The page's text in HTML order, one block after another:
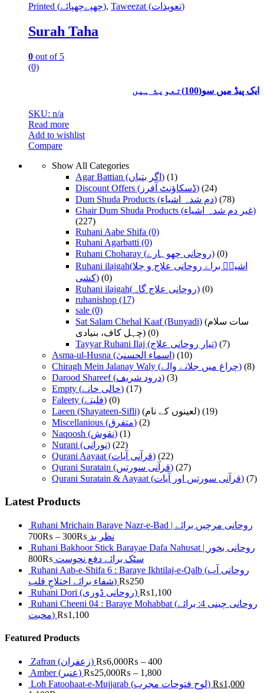
Printed (چھپےچھپائے), Taweezat (تعویذات)
Surah Taha
0 out of 5
(0)
ایک پیڈ میں سو(100)تعویذ ہیں
SKU: n/a
Read more
Add to wishlist
Compare
Show All Categories
Agar Battian (اگر بتیاں)
(1)
Discount Offers (ڈسکاؤنٹ آفرز)
(24)
Dum Shuda Products (دم شدہ اشیاء)
(78)
Ghair Dum Shuda Products (غیر دم شدہ اشیاء)
(227)
Ruhani Aabe Shifa (0)
Ruhani Agarbatti (0)
Ruhani Choharay (روحانی چھوہارے)
(0)
Ruhani ilajgah(اشیاؑ براے روحانی علاج و چلا
کشی)
(0)
Ruhani ilajgah(روحانی علاج گاہ)
(0)
ruhanishop (17)
sale (0)
Sat Salam Chehal Kaaf (Bunyadi) (سات سلام
چہل کاف، بنیادی)
(0)
Tayyar Ruhani Ilaj (تیار روحانی علاج)
(7)
Asma-ul-Husna (اسماء الحسنیٰ)
(10)
Chiragh Mein Jalanay Waly (چراغ میں جلانے والے)
(8)
Darood Shareef (درود شریف)
(3)
Empty (خالی خانے)
(17)
Faleety (فلیتے)
(0)
Laeen (Shayateen-Sifli)
(لعینوں کے نام)
(19)
Miscellanious (متفرق)
(2)
Naqoosh (نقوش)
(1)
Nurani (نورانی)
(22)
Qurani Aayaat (قرآنی آیات)
(22)
Qurani Suratain (قرآنی سورتیں)
(27)
Qurani Suratain & Aayaat (قرآنی سورتیں اور آیات)
(7)
Latest Products
Ruhani Mrichain Baraye Nazr-e-Bad | روحانی مرچیں برائے
نظر بد ₨
300
–
₨
700
Ruhani Bakhoor Stick Barayae Dafa Nahusat | روحانی بخور
سٹک برائے دفع نحوست ₨
800
Ruhani Aab-e-Shifa 6 : Baraye Ikhtilaj-e-Qalb (روحانی آب
شفاء برائے اختلاجِ قلب) ₨250
Ruhani Dori (روحانی ڈوری) ₨1,100
Ruhani Cheeni 04 : Baraye Mohabbat (روحانی چینی 4: برائے
محبت) ₨1,100
Featured Products
Zafran (زعفران) ₨ 400
–
₨
6,000
Amber (عنبر) ₨ 1,800
–
₨
25,000
Loh Fatoohaat-e-Mujjarab (لوح فتوحات مجرب) ₨1,000